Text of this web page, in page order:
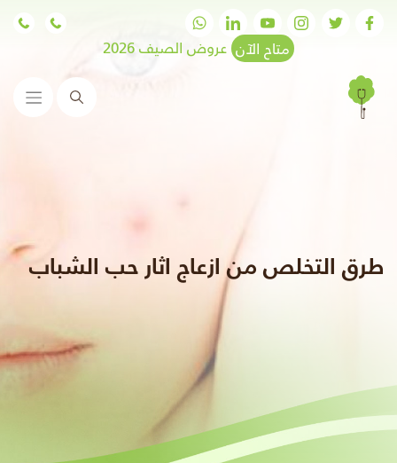
متاح الآن عروض الصيف 2026
البحث
طرق التخلص من ازعاج اثار حب الشباب